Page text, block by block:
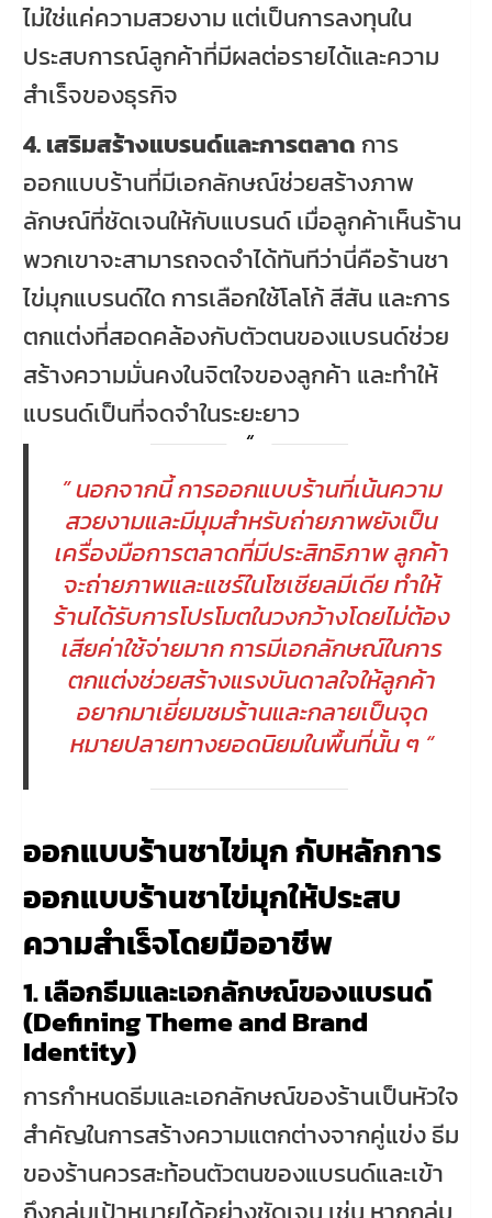
ไม่ใช่แค่ความสวยงาม แต่เป็นการลงทุนใน
ประสบการณ์ลูกค้าที่มีผลต่อรายได้และความ
สำเร็จของธุรกิจ
4. เสริมสร้างแบรนด์และการตลาด การ
ออกแบบร้านที่มีเอกลักษณ์ช่วยสร้างภาพ
ลักษณ์ที่ชัดเจนให้กับแบรนด์ เมื่อลูกค้าเห็นร้าน
พวกเขาจะสามารถจดจำได้ทันทีว่านี่คือร้านชา
ไข่มุกแบรนด์ใด การเลือกใช้โลโก้ สีสัน และการ
ตกแต่งที่สอดคล้องกับตัวตนของแบรนด์ช่วย
สร้างความมั่นคงในจิตใจของลูกค้า และทำให้
แบรนด์เป็นที่จดจำในระยะยาว
” นอกจากนี้ การออกแบบร้านที่เน้นความ
สวยงามและมีมุมสำหรับถ่ายภาพยังเป็น
เครื่องมือการตลาดที่มีประสิทธิภาพ ลูกค้า
จะถ่ายภาพและแชร์ในโซเชียลมีเดีย ทำให้
ร้านได้รับการโปรโมตในวงกว้างโดยไม่ต้อง
เสียค่าใช้จ่ายมาก การมีเอกลักษณ์ในการ
ตกแต่งช่วยสร้างแรงบันดาลใจให้ลูกค้า
อยากมาเยี่ยมชมร้านและกลายเป็นจุด
หมายปลายทางยอดนิยมในพื้นที่นั้น ๆ “
ออกแบบร้านชาไข่มุก กับหลักการ
ออกแบบร้านชาไข่มุกให้ประสบ
ความสำเร็จโดยมืออาชีพ
1. เลือกธีมและเอกลักษณ์ของแบรนด์
(Defining Theme and Brand
Identity)
การกำหนดธีมและเอกลักษณ์ของร้านเป็นหัวใจ
สำคัญในการสร้างความแตกต่างจากคู่แข่ง ธีม
ของร้านควรสะท้อนตัวตนของแบรนด์และเข้า